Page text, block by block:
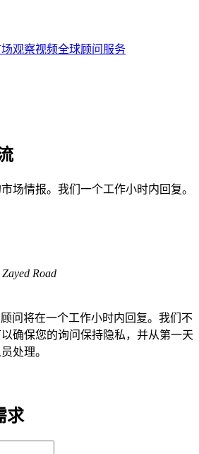
观察视频全球顾问服务
场情报。我们一个工作小时内回复。
Road
问将在一个工作小时内回复。我们不
确保您的询问保持隐私，并从第一天
处理。
求